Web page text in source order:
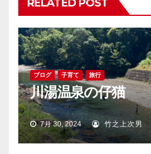
ン
RELATED POST
ブログ 子育て 旅行
川湯温泉の仔猫
7月 30, 2024 竹之上次男